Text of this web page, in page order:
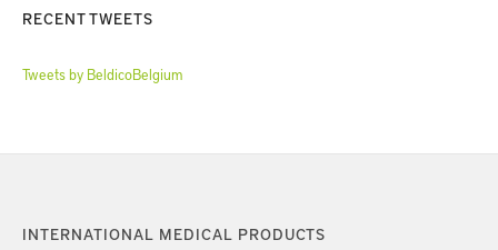
RECENT TWEETS
Tweets by BeldicoBelgium
INTERNATIONAL MEDICAL PRODUCTS